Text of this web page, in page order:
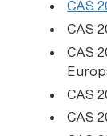
CAS
CAS
CAS
CAS
CAS